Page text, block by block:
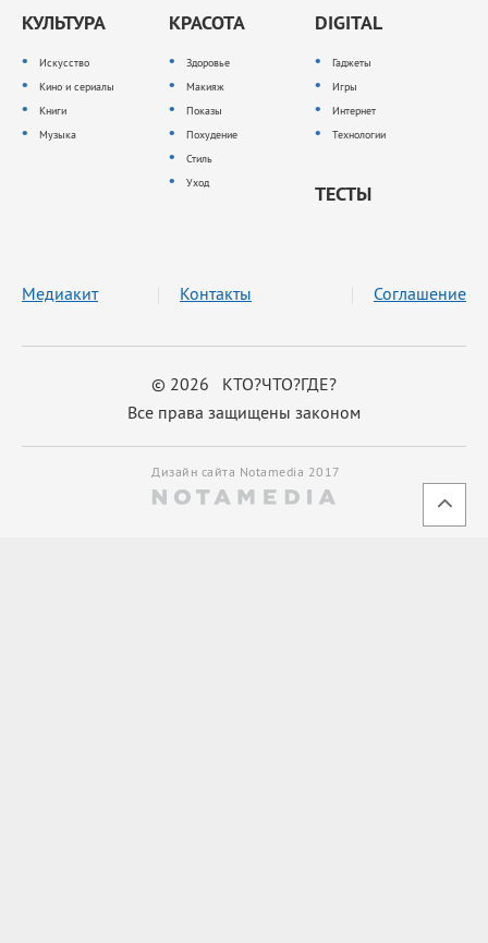
КУЛЬТУРА
Искусство
Кино и сериалы
Книги
Музыка
КРАСОТА
Здоровье
Макияж
Показы
Похудение
Стиль
Уход
DIGITAL
Гаджеты
Игры
Интернет
Технологии
ТЕСТЫ
© 2026 КТО?ЧТО?ГДЕ?
Все права защищены законом
Медиакит Контакты Соглашение
Дизайн сайта Notamedia 2017